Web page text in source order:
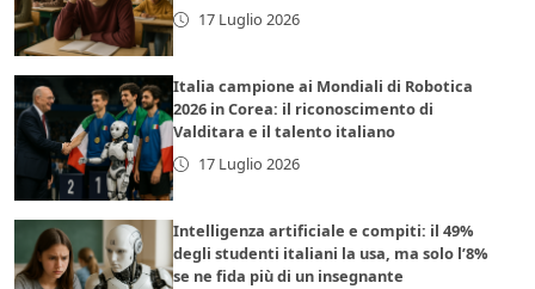
17 Luglio 2026
Italia campione ai Mondiali di Robotica
2026 in Corea: il riconoscimento di
Valditara e il talento italiano
17 Luglio 2026
Intelligenza artificiale e compiti: il 49%
degli studenti italiani la usa, ma solo l’8%
se ne fida più di un insegnante